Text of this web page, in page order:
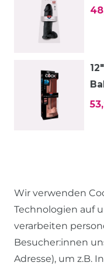
Wir verwenden
Technologien auf
verarbeiten
Besucher:innen
Adresse), um z.B.